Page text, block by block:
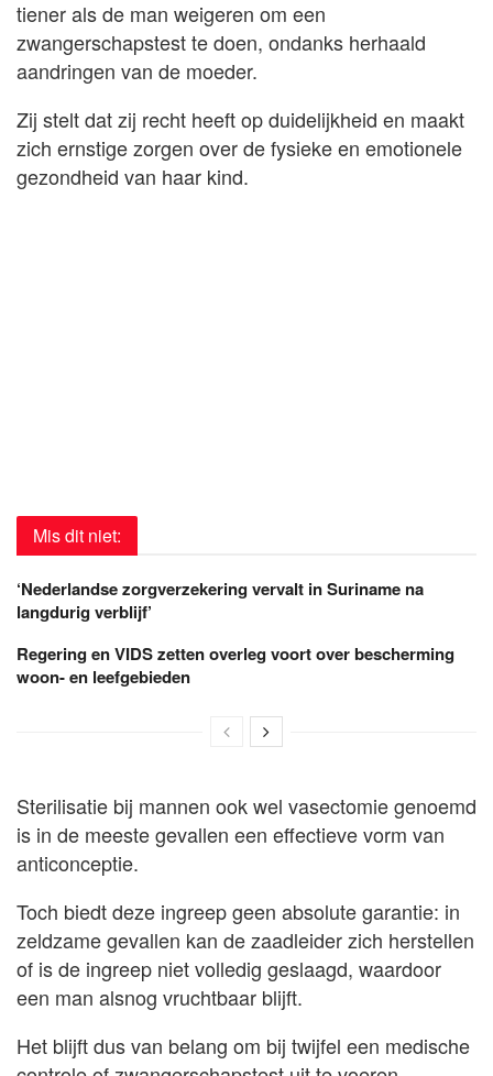
tiener als de man weigeren om een
zwangerschapstest te doen, ondanks herhaald
aandringen van de moeder.
Zij stelt dat zij recht heeft op duidelijkheid en maakt
zich ernstige zorgen over de fysieke en emotionele
gezondheid van haar kind.
Mis dit niet:
‘Nederlandse zorgverzekering vervalt in Suriname na
langdurig verblijf’
Regering en VIDS zetten overleg voort over bescherming
woon- en leefgebieden
Sterilisatie bij mannen ook wel vasectomie genoemd
is in de meeste gevallen een effectieve vorm van
anticonceptie.
Toch biedt deze ingreep geen absolute garantie: in
zeldzame gevallen kan de zaadleider zich herstellen
of is de ingreep niet volledig geslaagd, waardoor
een man alsnog vruchtbaar blijft.
Het blijft dus van belang om bij twijfel een medische